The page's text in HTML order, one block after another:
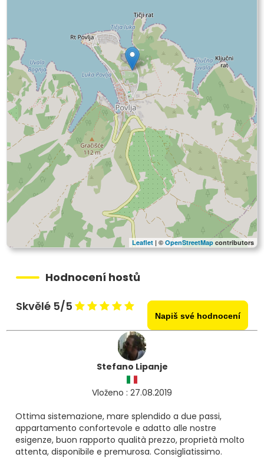
Leaflet | ©OpenStreetMap contributors
Hodnocení hostů
Skvělé 5/5
Napiš své hodnocení
Stefano Lipanje
Vloženo : 27.08.2019
Ottima sistemazione, mare splendido a due passi,
appartamento confortevole e adatto alle nostre
esigenze, buon rapporto qualità prezzo, proprietà molto
attenta, disponibile e premurosa. Consigliatissimo.